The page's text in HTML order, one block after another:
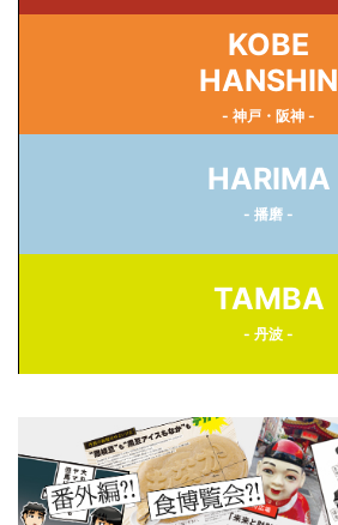
KOBE
HANSHIN
- 神戸・阪神 -
HARIMA
- 播磨 -
TAMBA
- 丹波 -